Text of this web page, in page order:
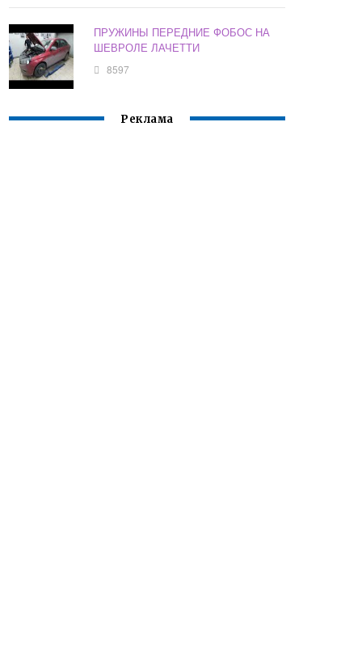
ПРУЖИНЫ ПЕРЕДНИЕ ФОБОС НА
ШЕВРОЛЕ ЛАЧЕТТИ
8597
Реклама